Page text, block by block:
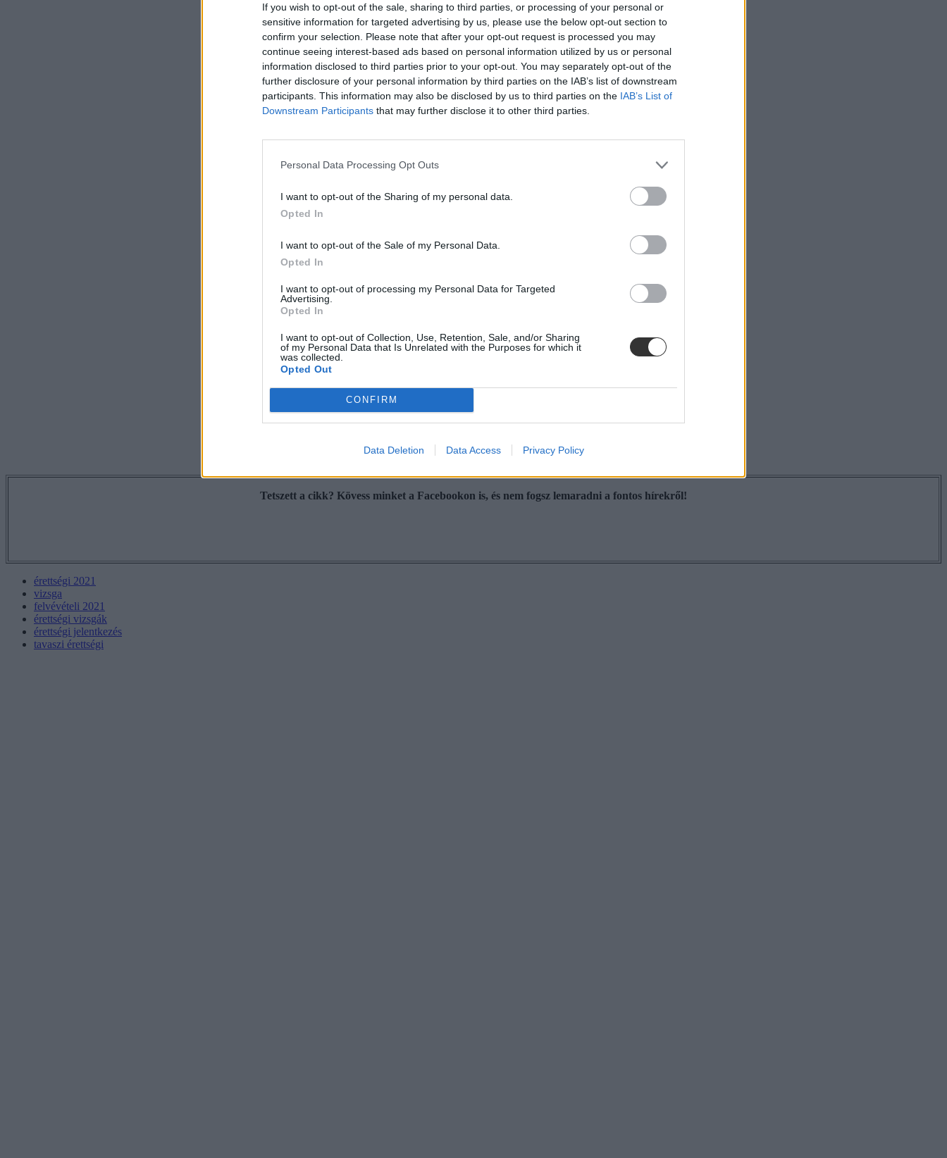
If you wish to opt-out of the sale, sharing to third parties, or processing of your personal or
sensitive information for targeted advertising by us, please use the below opt-out section to
confirm your selection. Please note that after your opt-out request is processed you may
continue seeing interest-based ads based on personal information utilized by us or personal
information disclosed to third parties prior to your opt-out. You may separately opt-out of the
further disclosure of your personal information by third parties on the IAB’s list of downstream
participants. This information may also be disclosed by us to third parties on the IAB’s List of
Downstream Participants that may further disclose it to other third parties.
Personal Data Processing Opt Outs
I want to opt-out of the Sharing of my personal data.
Opted In
I want to opt-out of the Sale of my Personal Data.
Opted In
I want to opt-out of processing my Personal Data for Targeted
Advertising.
Opted In
I want to opt-out of Collection, Use, Retention, Sale, and/or Sharing
of my Personal Data that Is Unrelated with the Purposes for which it
was collected.
Opted Out
CONFIRM
Data Deletion Data Access Privacy Policy
Tetszett a cikk? Kövess minket a Facebookon is, és nem fogsz lemaradni a fontos hírekről!
érettségi 2021
vizsga
felvévételi 2021
érettségi vizsgák
érettségi jelentkezés
tavaszi érettségi